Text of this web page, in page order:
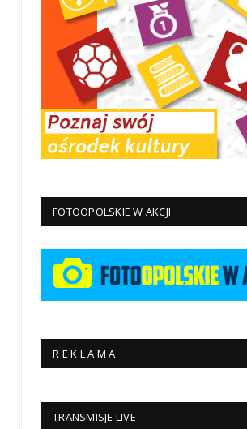
FOTOOPOLSKIE W AKCJI
R E K L A M A
TRANSMISJE LIVE